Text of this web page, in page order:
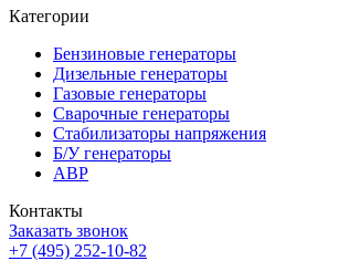
Категории
Бензиновые генераторы
Дизельные генераторы
Газовые генераторы
Сварочные генераторы
Стабилизаторы напряжения
Б/У генераторы
АВР
Контакты
Заказать звонок
+7 (495) 252-10-82